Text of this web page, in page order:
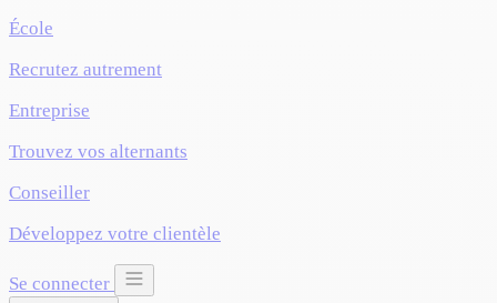
École
Recrutez autrement
Entreprise
Trouvez vos alternants
Conseiller
Développez votre clientèle
Se connecter